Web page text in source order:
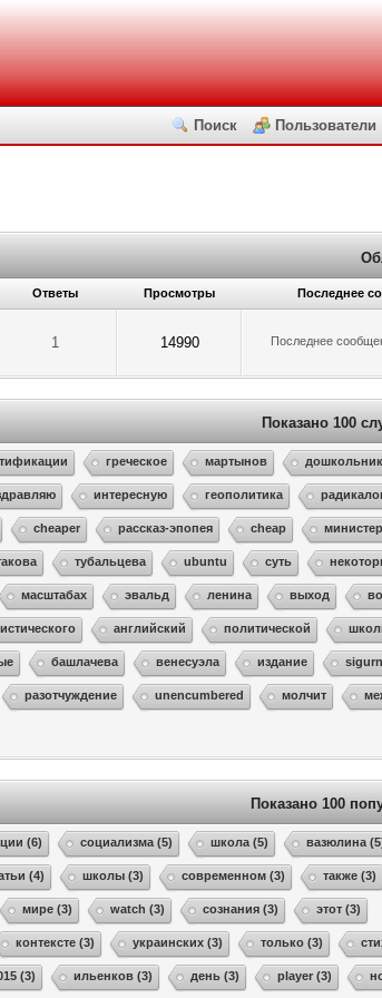
Поиск Пользователи
Ответы Просмотры Последнее
1 14990
Последнее
Показано 100
греческое мартынов
интересную геополитика
cheaper рассказ-эпопея cheap
тубальцева ubuntu суть
масштабах эвальд ленина выход
английский политической
башлачева венесуэла издание
разотчуждение unencumbered молчит
Показано 100
(6) социализма (5) школа (5) вазюлина
(4) школы (3) современном (3) также (3)
мире (3) watch (3) сознания (3) этот (3)
контексте (3) украинских (3) только (3)
(3) ильенков (3) день (3) player (3)